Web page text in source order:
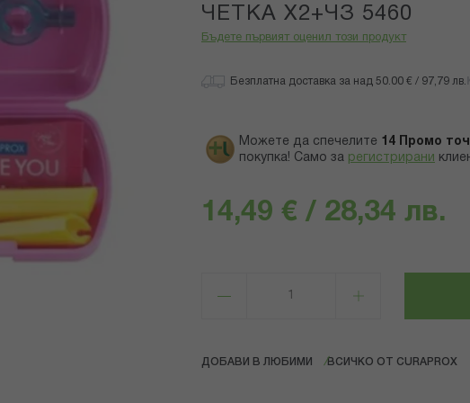
ЧЕТКА Х2+ЧЗ 5460
Бъдете първият оценил този продукт
Безплатна доставка за над 50.00 € / 97,79 лв.
Можете да спечелите 14 Промо
покупка! Само за регистрирани
14,49 € / 28,34 лв.
ДОБАВИ В ЛЮБИМИ ВСИЧКО ОТ CURAPROX